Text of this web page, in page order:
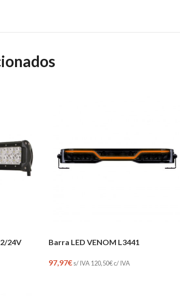
24V Barra LED VENOM L3441
97,97€s/ IVA 120,50€c/ IVA